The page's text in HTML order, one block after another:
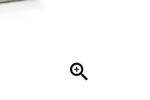
